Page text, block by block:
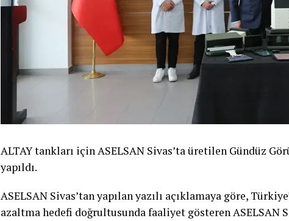
ALTAY tankları için ASELSAN Sivas’ta üretilen Gündüz
yapıldı.
ASELSAN Sivas’tan yapılan yazılı açıklamaya göre,
azaltma hedefi doğrultusunda faaliyet gösteren ASELSAN